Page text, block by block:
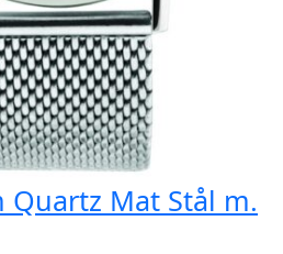
Quartz Mat Stål m.